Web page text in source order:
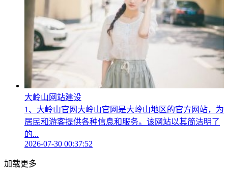
大岭山网站建设
1、大岭山官网大岭山官网是大岭山地区的官方网站，为
居民和游客提供各种信息和服务。该网站以其简洁明了
的...
2026-07-30 00:37:52
加载更多